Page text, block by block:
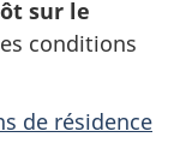
sur le
conditions
de résidence